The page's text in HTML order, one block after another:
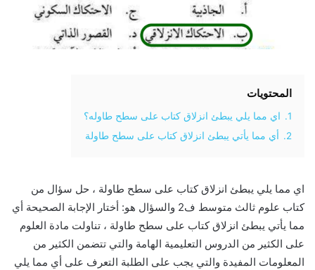
المحتويات
1.
اي مما يلي يبطئ انزلاق كتاب على سطح طاوله؟
2.
أي مما يأتي يبطئ انزلاق كتاب على سطح طاولة
اي مما يلي يبطئ انزلاق كتاب على سطح طاولة ، حل سؤال من
كتاب علوم ثالث متوسط ف2 والسؤال هو: أختار الإجابة الصحيحة أي
مما يأتي يبطئ انزلاق كتاب على سطح طاولة ، تناولت مادة العلوم
على الكثير من الدروس التعليمية الهامة والتي تتضمن الكثير من
المعلومات المفيدة والتي يجب على الطلبة التعرف على أي مما يلي